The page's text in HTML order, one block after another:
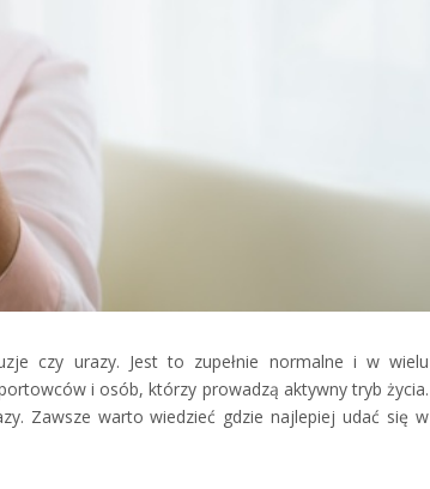
czy urazy. Jest to zupełnie normalne i w wielu
i osób, którzy prowadzą aktywny tryb życia.
Zawsze warto wiedzieć gdzie najlepiej udać się w